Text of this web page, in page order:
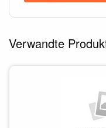
Verwandte